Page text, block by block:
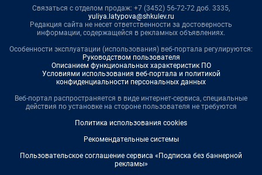
Связаться с отделом продаж: +7 (3452) 56-72-72 доб. 3335,
yuliya.latypova@shkulev.ru
Редакция сайта не несет ответственности за достоверность
информации, содержащейся в рекламных объявлениях.
Особенности эксплуатации (использования) веб-портала регулируются:
Руководством пользователя
Описанием функциональных характеристик ПО
Условиями использования веб-портала и политикой
конфиденциальности персональных данных
Веб-портал распространяется в виде интернет-сервиса, специальные
действия по установке на стороне пользователя не требуются
Политика использования cookies
Рекомендательные системы
Пользовательское соглашение сервиса «Подписка без баннерной
рекламы»